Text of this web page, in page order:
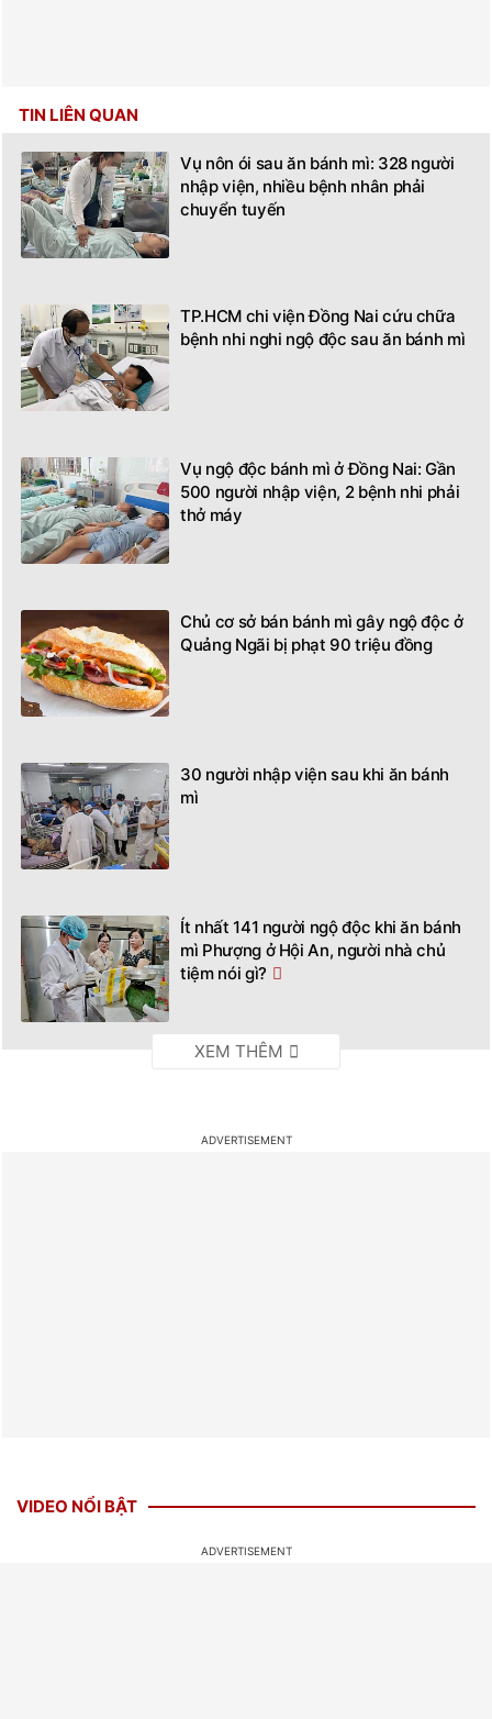
TIN LIÊN QUAN
Vụ nôn ói sau ăn bánh mì: 328 người
nhập viện, nhiều bệnh nhân phải
chuyển tuyến
TP.HCM chi viện Đồng Nai cứu chữa
bệnh nhi nghi ngộ độc sau ăn bánh mì
Vụ ngộ độc bánh mì ở Đồng Nai: Gần
500 người nhập viện, 2 bệnh nhi phải
thở máy
Chủ cơ sở bán bánh mì gây ngộ độc ở
Quảng Ngãi bị phạt 90 triệu đồng
30 người nhập viện sau khi ăn bánh
mì
Ít nhất 141 người ngộ độc khi ăn bánh
mì Phượng ở Hội An, người nhà chủ
tiệm nói gì?
VIDEO NỔI BẬT